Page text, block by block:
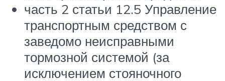
часть 2 статьи 12.5 Управление
транспортным средством с
заведомо неисправными
тормозной системой (за
исключением стояночного